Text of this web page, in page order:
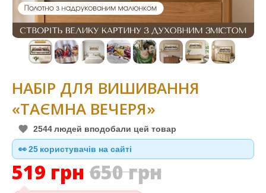
НАБІР ДЛЯ ВИШИВАННЯ
«ТАЄМНА ВЕЧЕРЯ»
2544 людей вподобали цей товар
👀25 користувачів на сайті
519 грн 650грн